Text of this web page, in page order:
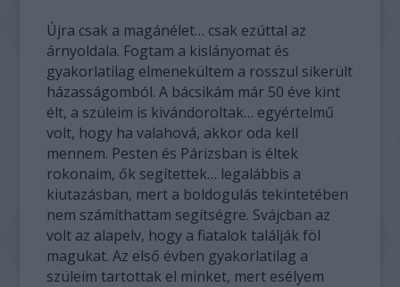
Újra csak a magánélet… csak ezúttal az
árnyoldala. Fogtam a kislányomat és
gyakorlatilag elmenekültem a rosszul sikerült
házasságomból. A bácsikám már 50 éve kint
élt, a szüleim is kivándoroltak… egyértelmű
volt, hogy ha valahová, akkor oda kell
mennem. Pesten és Párizsban is éltek
rokonaim, ők segítettek… legalábbis a
kiutazásban, mert a boldogulás tekintetében
nem számíthattam segítségre. Svájcban az
volt az alapelv, hogy a fiatalok találják föl
magukat. Az első évben gyakorlatilag a
szüleim tartottak el minket, mert esélyem